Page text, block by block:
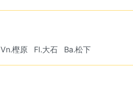
Vn.樫原 Fl.大石 Ba.松下